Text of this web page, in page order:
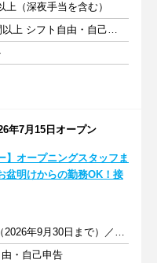
上（深夜手当を含む）
週1日以上 1日2時間以上 シフト自由・自己申告
7月15日オープン
】オープニングスタッフま
盆明けからの勤務OK！接
特別時給1625円～（2026年9月30日まで）／通常時給1538円～
・自己申告